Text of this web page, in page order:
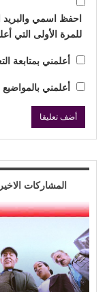
احفظ اسمي والبريد
للمرة الأولى التي
أعلمني بمتابعة
أعلمني
المشاركات